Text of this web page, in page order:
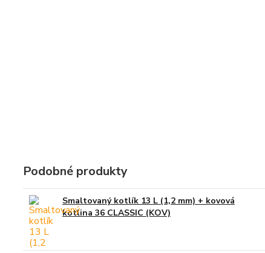
Podobné produkty
Smaltovaný kotlík 13 L (1,2 mm) + kovová
kotlina 36 CLASSIC (KOV)